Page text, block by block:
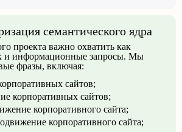
семантического ядра
проекта важно охватить как
и информационные запросы. Мы
фразы, включая:
сайтов;
корпоративных сайтов;
корпоративного сайта;
корпоративного сайта;